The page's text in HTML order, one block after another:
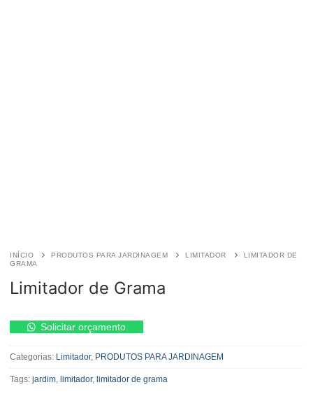
INÍCIO PRODUTOS PARA JARDINAGEM LIMITADOR
LIMITADOR DE
GRAMA
Limitador de Grama
quantidade
Solicitar orçamento
Categorias: Limitador, PRODUTOS PARA JARDINAGEM
Tags: jardim limitador, limitador de grama